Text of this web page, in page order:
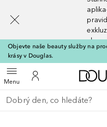
slevy
Objevte naše beauty služby na
krásy v Douglas.
MenuOtevřít menuK mému účtu
Vraťte se
Proveďte vyhledávání
[navigation.slideout.screenreader]